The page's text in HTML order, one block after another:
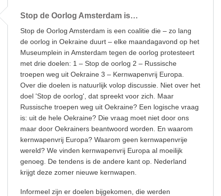
Stop de Oorlog Amsterdam is…
Stop de Oorlog Amsterdam is een coalitie die – zo lang
de oorlog in Oekraine duurt – elke maandagavond op het
Museumplein in Amsterdam tegen de oorlog protesteert
met drie doelen: 1 – Stop de oorlog 2 – Russische
troepen weg uit Oekraine 3 – Kernwapenvrij Europa.
Over die doelen is natuurlijk volop discussie. Niet over het
doel 'Stop de oorlog', dat spreekt voor zich. Maar
Russische troepen weg uit Oekraine? Een logische vraag
is: uit de hele Oekraine? Die vraag moet niet door ons
maar door Oekrainers beantwoord worden. En waarom
kernwapenvrij Europa? Waarom geen kernwapenvrije
wereld? We vinden kernwapenvrij Europa al moeilijk
genoeg. De tendens is de andere kant op. Nederland
krijgt deze zomer nieuwe kernwapen.
Informeel zijn er doelen bijgekomen, die werden